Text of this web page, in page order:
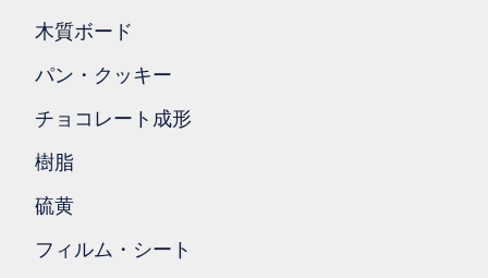
木質ボード
パン・クッキー
チョコレート成形
樹脂
硫黄
フィルム・シート